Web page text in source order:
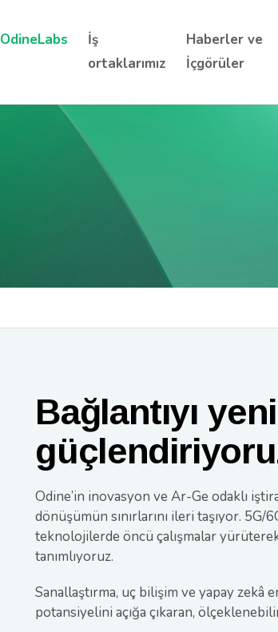
OdineLabs
İş
ortaklarımız
Haberler ve
İçgörüler
Bağlantıyı
Odine’in inovasyon ve Ar-Ge odaklı
dönüşümün sınırlarını ileri taşıyor.
teknolojilerde öncü çalışmalar
tanımlıyoruz.
Sanallaştırma, uç bilişim ve yapay
potansiyelini açığa çıkaran,